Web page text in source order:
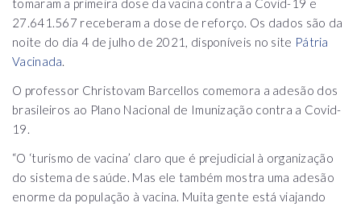
tomaram a primeira dose da vacina contra a Covid-19 e
27.641.567 receberam a dose de reforço. Os dados são da
noite do dia 4 de julho de 2021, disponíveis no site Pátria
Vacinada.
O professor Christovam Barcellos comemora a adesão dos
brasileiros ao Plano Nacional de Imunização contra a Covid-
19.
“O ‘turismo de vacina’ claro que é prejudicial à organização
do sistema de saúde. Mas ele também mostra uma adesão
enorme da população à vacina. Muita gente está viajando